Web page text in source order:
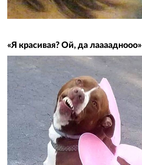
«Я красивая? Ой, да лааааднооо»